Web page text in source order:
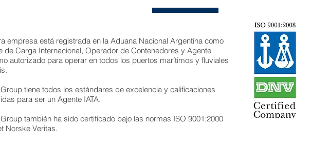
empresa está registrada en la Aduana Nacional Argentina como
de Carga Internacional, Operador de Contenedores y Agente
autorizado para operar en todos los puertos marítimos y fluviales
tiene todos los estándares de excelencia y calificaciones
para ser un Agente IATA.
también ha sido certificado bajo las normas ISO 9001:2000
Norske Veritas.